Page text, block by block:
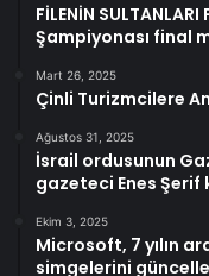
FİLENİN
Şampiyonası final
Mart 26, 2025
Çinli Turizmcilere
Ağustos 31, 2025
İsrail ordusunun
gazeteci Enes Şerif
Ekim 3, 2025
Microsoft, 7 yılın
simgelerini